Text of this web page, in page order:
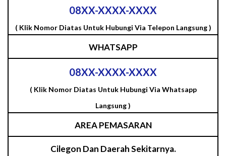
08XX-XXXX-XXXX
( Klik Nomor Diatas Untuk Hubungi Via Telepon Langsung )
WHATSAPP
08XX-XXXX-XXXX
( Klik Nomor Diatas Untuk Hubungi Via Whatsapp
Langsung )
AREA PEMASARAN
Cilegon Dan Daerah Sekitarnya.